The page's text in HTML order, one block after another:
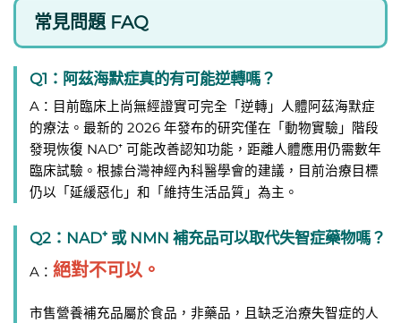
常見問題 FAQ
Q1：阿茲海默症真的有可能逆轉嗎？
A：目前臨床上尚無經證實可完全「逆轉」人體阿茲海默症
的療法。最新的 2026 年發布的研究僅在「動物實驗」階段
發現恢復 NAD⁺ 可能改善認知功能，距離人體應用仍需數年
臨床試驗。根據台灣神經內科醫學會的建議，目前治療目標
仍以「延緩惡化」和「維持生活品質」為主。
Q2：NAD⁺ 或 NMN 補充品可以取代失智症藥物嗎？
A： 絕對不可以。
市售營養補充品屬於食品，非藥品，且缺乏治療失智症的人